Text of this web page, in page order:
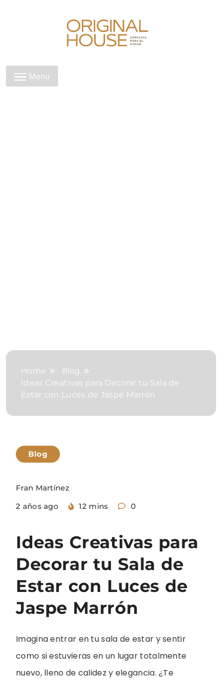
Original House
Menu
Home
Blog
Ideas Creativas para Decorar tu Sala de
Estar con Luces de Jaspe Marrón
Blog
Fran Martínez
2 años ago
12 mins 0
Ideas Creativas para
Decorar tu Sala de
Estar con Luces de
Jaspe Marrón
Imagina entrar en tu sala de estar y sentir
como si estuvieras en un lugar totalmente
nuevo, lleno de calidez y elegancia. ¿Te